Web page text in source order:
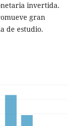
invertida.
gran
de estudio.